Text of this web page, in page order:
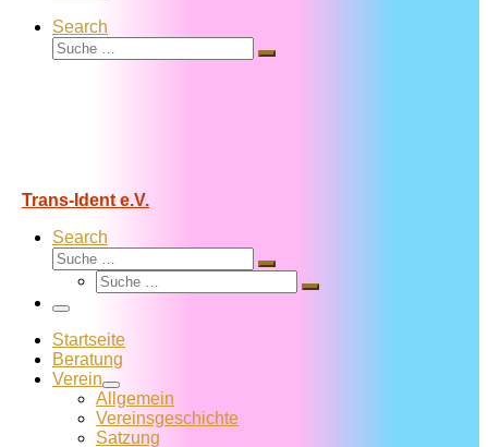
Search
Suche
Suche
Trans-Ident e.V.
Search
Suche
Suche
Suche
Suche
Menü
Startseite
Beratung
Verein
Allgemein
Vereins­geschichte
Satzung